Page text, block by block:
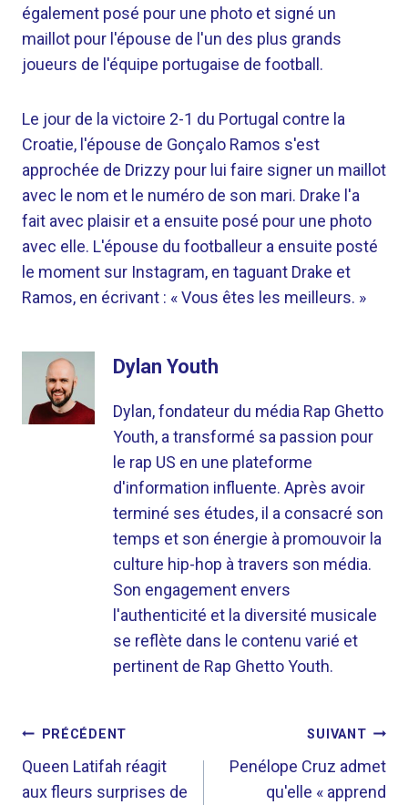
également posé pour une photo et signé un
maillot pour l'épouse de l'un des plus grands
joueurs de l'équipe portugaise de football.
Le jour de la victoire 2-1 du Portugal contre la
Croatie, l'épouse de Gonçalo Ramos s'est
approchée de Drizzy pour lui faire signer un maillot
avec le nom et le numéro de son mari. Drake l'a
fait avec plaisir et a ensuite posé pour une photo
avec elle. L'épouse du footballeur a ensuite posté
le moment sur Instagram, en taguant Drake et
Ramos, en écrivant : « Vous êtes les meilleurs. »
Dylan Youth
Dylan, fondateur du média Rap Ghetto
Youth, a transformé sa passion pour
le rap US en une plateforme
d'information influente. Après avoir
terminé ses études, il a consacré son
temps et son énergie à promouvoir la
culture hip-hop à travers son média.
Son engagement envers
l'authenticité et la diversité musicale
se reflète dans le contenu varié et
pertinent de Rap Ghetto Youth.
NAVIGATION
DE
PRÉCÉDENT
Queen Latifah réagit
aux fleurs surprises de
SUIVANT
Penélope Cruz admet
qu'elle « apprend